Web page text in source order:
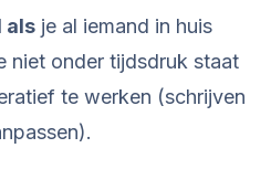
als je al iemand in huis
niet onder tijdsdruk staat
te werken (schrijven